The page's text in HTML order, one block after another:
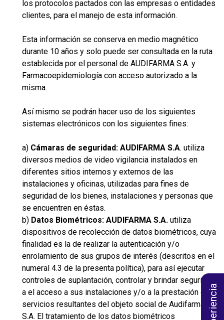
los protocolos pactados con las empresas o entidades
clientes, para el manejo de esta información.
Esta información se conserva en medio magnético
durante 10 años y solo puede ser consultada en la ruta
establecida por el personal de AUDIFARMA S.A. y
Farmacoepidemiología con acceso autorizado a la
misma.
Así mismo se podrán hacer uso de los siguientes
sistemas electrónicos con los siguientes fines:
a) Cámaras de seguridad: AUDIFARMA S.A. utiliza
diversos medios de video vigilancia instalados en
diferentes sitios internos y externos de las
instalaciones y oficinas, utilizadas para fines de
seguridad de los bienes, instalaciones y personas que
se encuentren en éstas.
b) Datos Biométricos: AUDIFARMA S.A. utiliza
dispositivos de recolección de datos biométricos, cuya
finalidad es la de realizar la autenticación y/o
enrolamiento de sus grupos de interés (descritos en el
numeral 4.3 de la presenta política), para así ejecutar
controles de suplantación, controlar y brindar seguridad
a el acceso a sus instalaciones y/o a la prestación de
servicios resultantes del objeto social de Audifarma
S.A. El tratamiento de los datos biométricos